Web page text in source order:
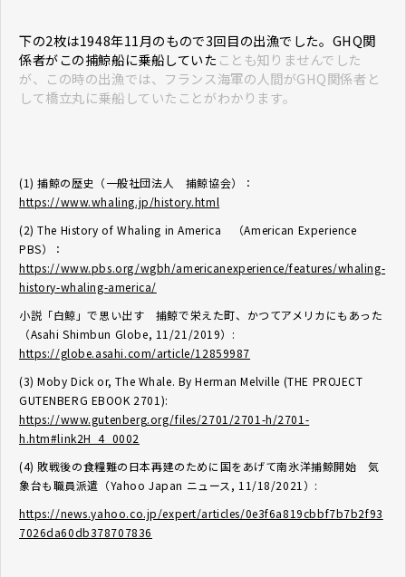
下の2枚は1948年11月のもので3回目の出漁でした。GHQ関
係者がこの捕鯨船に乗船していた ことも知りませんでした
が、この時の出漁では、フランス海軍の人間がGHQ関係者と
して橋立丸に乗船していたことがわかります。
(1) 捕鯨の歴史（一般社団法人 捕鯨協会）：
https://www.whaling.jp/history.html
(2) The History of Whaling in America （American Experience
PBS）：
https://www.pbs.org/wgbh/americanexperience/features/whaling-
history-whaling-america/
小説「白鯨」で思い出す 捕鯨で栄えた町、かつてアメリカにもあった
（Asahi Shimbun Globe, 11/21/2019）:
https://globe.asahi.com/article/12859987
(3) Moby Dick or, The Whale. By Herman Melville (THE PROJECT
GUTENBERG EBOOK 2701):
https://www.gutenberg.org/files/2701/2701-h/2701-
h.htm#link2H_4_0002
(4) 敗戦後の食糧難の日本再建のために国をあげて南氷洋捕鯨開始 気
象台も職員派遣（Yahoo Japan ニュース, 11/18/2021）:
https://news.yahoo.co.jp/expert/articles/0e3f6a819cbbf7b7b2f93
7026da60db378707836